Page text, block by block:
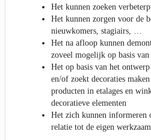
Het kunnen zoeken
Het kunnen zorgen voor de
nieuwkomers, stagiairs, …
Het na afloop kunnen
zoveel mogelijk op basis
Het op basis van het
en/of zoekt decoraties
producten in etalages en
decoratieve elementen
Het zich kunnen informeren
relatie tot de eigen